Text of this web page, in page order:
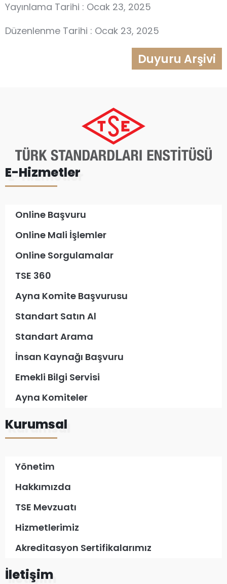
Yayınlama Tarihi : Ocak 23, 2025
Düzenlenme Tarihi : Ocak 23, 2025
Duyuru Arşivi
E-Hizmetler
Online Başvuru
Online Mali İşlemler
Online Sorgulamalar
TSE 360
Ayna Komite Başvurusu
Standart Satın Al
Standart Arama
İnsan Kaynağı Başvuru
Emekli Bilgi Servisi
Ayna Komiteler
Kurumsal
Yönetim
Hakkımızda
TSE Mevzuatı
Hizmetlerimiz
Akreditasyon Sertifikalarımız
İletişim